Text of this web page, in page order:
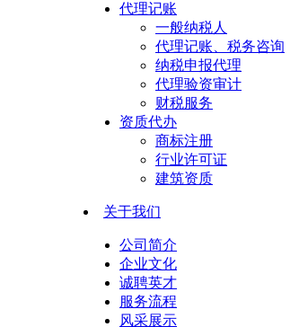
代理记账
一般纳税人
代理记账、税务咨询
纳税申报代理
代理验资审计
财税服务
资质代办
商标注册
行业许可证
建筑资质
关于我们
公司简介
企业文化
诚聘英才
服务流程
风采展示